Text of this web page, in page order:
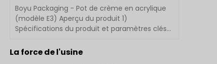
Boyu Packaging - Pot de crème en acrylique
(modèle E3) Aperçu du produit 1)
Spécifications du produit et paramètres clés
La force de l'usine